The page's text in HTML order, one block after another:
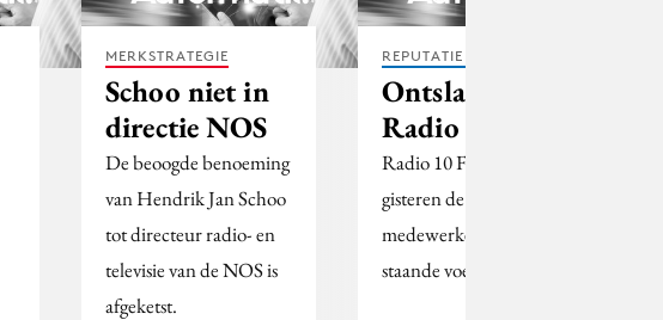
MERKSTRATEGIE
Schoo niet in
directie NOS
De beoogde benoeming
van Hendrik Jan Schoo
tot directeur radio- en
televisie van de NOS is
afgeketst.
REPUTATIE & CRISIS
Ontslagen bij
Radio 10 FM
Radio 10 FM heeft
gisteren de meeste
medewerkers op
staande voet ontslagen.